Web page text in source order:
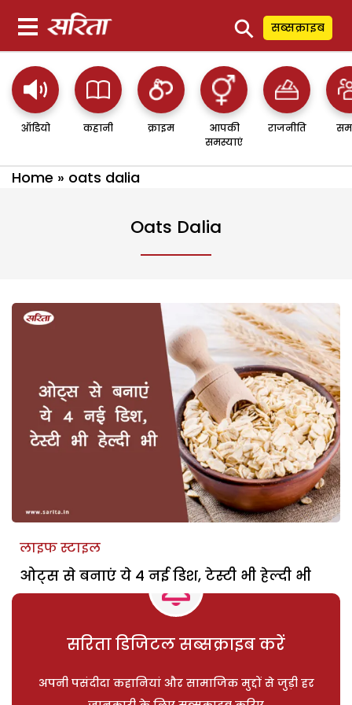
⚲ सब्सक्राइब
ऑडियो कहानी क्राइम
आपकी
समस्याएं
राजनीति
Home » oats dalia
Oats Dalia
लाइफ स्टाइल
ओट्स से बनाएं ये 4 नई डिश, टेस्टी भी हेल्दी भी
सरिता डिजिटल सब्सक्राइब करें
अपनी पसंदीदा कहानियां और सामाजिक मुद्दों से जुड़ी हर